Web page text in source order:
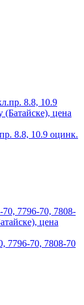
8.8, 10.9 оцинк.
7796-70, 7808-70